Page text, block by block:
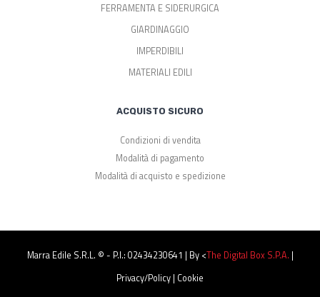
FERRAMENTA E SIDERURGICA
GIARDINAGGIO
IMPERDIBILI
MATERIALI EDILI
ACQUISTO SICURO
Condizioni di vendita
Modalità di pagamento
Modalità di acquisto e spedizione
Marra Edile S.r.l. © - P.I.: 02434230641 | By <The Digital Box S.p.a. |
Privacy/Policy | Cookie